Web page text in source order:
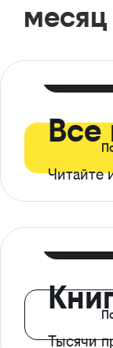
месяц
Все
Читайте
Тысячи